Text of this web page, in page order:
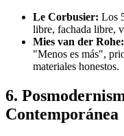
Le Corbusier: Los
libre, fachada libre,
Mies van der Rohe:
"Menos es más",
materiales honestos.
6.
Contemporánea